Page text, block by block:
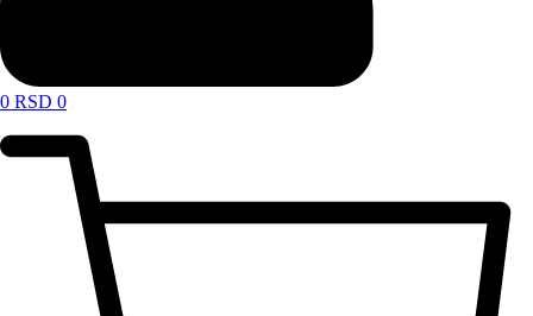
0 RSD 0